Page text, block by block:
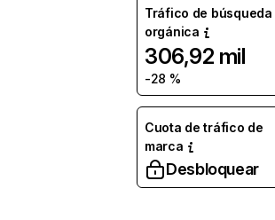
Tráfico de búsqueda
orgánica
306,92 mil
-28 %
Cuota de tráfico de
marca
Desbloquear